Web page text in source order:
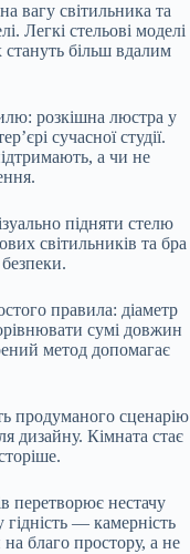
вагу світильника та
Легкі стельові моделі
більш вдалим
розкішна люстра у
сучасної студії.
а чи не
підняти стелю
світильників та бра
правила: діаметр
сумі довжин
метод допомагає
продуманого сценарію
дизайну. Кімната стає
перетворює нестачу
— камерність
благо простору, а не